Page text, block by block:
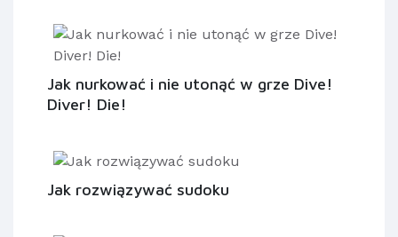
Jak nurkować i nie utonąć w grze Dive!
Diver! Die!
Jak rozwiązywać sudoku